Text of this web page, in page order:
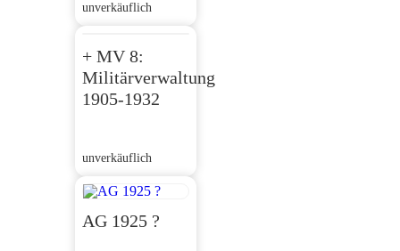
unverkäuflich
+ MV 8:
Militärverwaltung
1905-1932
unverkäuflich
AG 1925 ?